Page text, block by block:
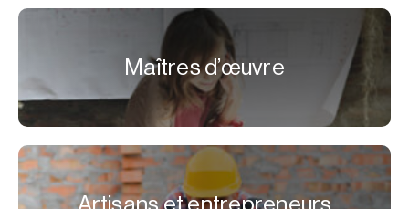
Maîtres d’œuvre
Artisans et entrepreneurs